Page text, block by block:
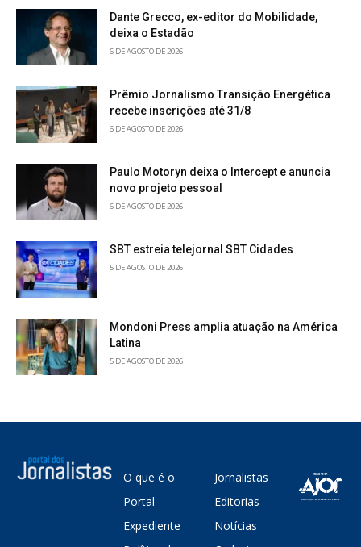
Dante Grecco, ex-editor do Mobilidade,
deixa o Estadão
6 DE AGOSTO DE 2026
Prêmio Jornalismo Transição Energética
recebe inscrições até 31/8
6 DE AGOSTO DE 2026
Paulo Motoryn deixa o Intercept e anuncia
novo projeto pessoal
6 DE AGOSTO DE 2026
SBT estreia telejornal SBT Cidades
5 DE AGOSTO DE 2026
Mondoni Press amplia atuação na América
Latina
5 DE AGOSTO DE 2026
O que é o
Portal
Expediente
Jornalistas
Editorias
Notícias